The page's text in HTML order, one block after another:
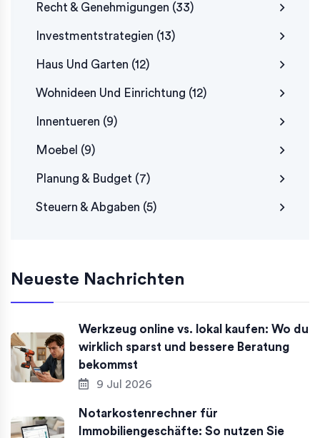
Recht & Genehmigungen (33)
Investmentstrategien (13)
Haus Und Garten (12)
Wohnideen Und Einrichtung (12)
Innentueren (9)
Moebel (9)
Planung & Budget (7)
Steuern & Abgaben (5)
Neueste Nachrichten
Werkzeug online vs. lokal kaufen: Wo du
wirklich sparst und bessere Beratung
bekommst
9 Jul 2026
Notarkostenrechner für
Immobiliengeschäfte: So nutzen Sie